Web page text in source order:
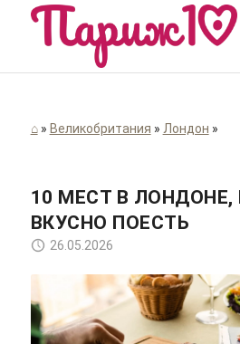
⌂» Великобритания » Лондон »
10 МЕСТ В
ВКУСНО ПОЕСТЬ
26.05.2026